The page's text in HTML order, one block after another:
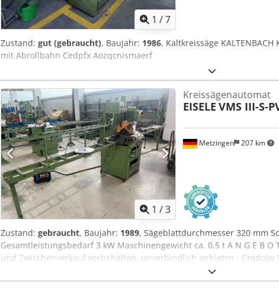
1 /7
Zustand: gut (gebraucht), Baujahr: 1986, Kaltkreissäge
mit Abrollbahn Cedpfx Aozqcnismaerf
1 /3
Metzingen 207 km
Kreissägenautomat
EISELE VMS III-S-
Zustand: gebraucht, Baujahr: 1989, Sägeblattdurchmesser 320 mm
Gesamtleistungsbedarf 3 kW Maschinengewicht ca. 0,5 t A N G E B
und Zwischenverkauf vorbehalten, unverbindlich anbieten : Crodpjw
Kreissägemaschine für Gerade- und Gehrungsschnitte Type VMS III-S-
max. 320 mm Sägebereich: Rohre ca. ? 130 mm Flachmaterial 200 x